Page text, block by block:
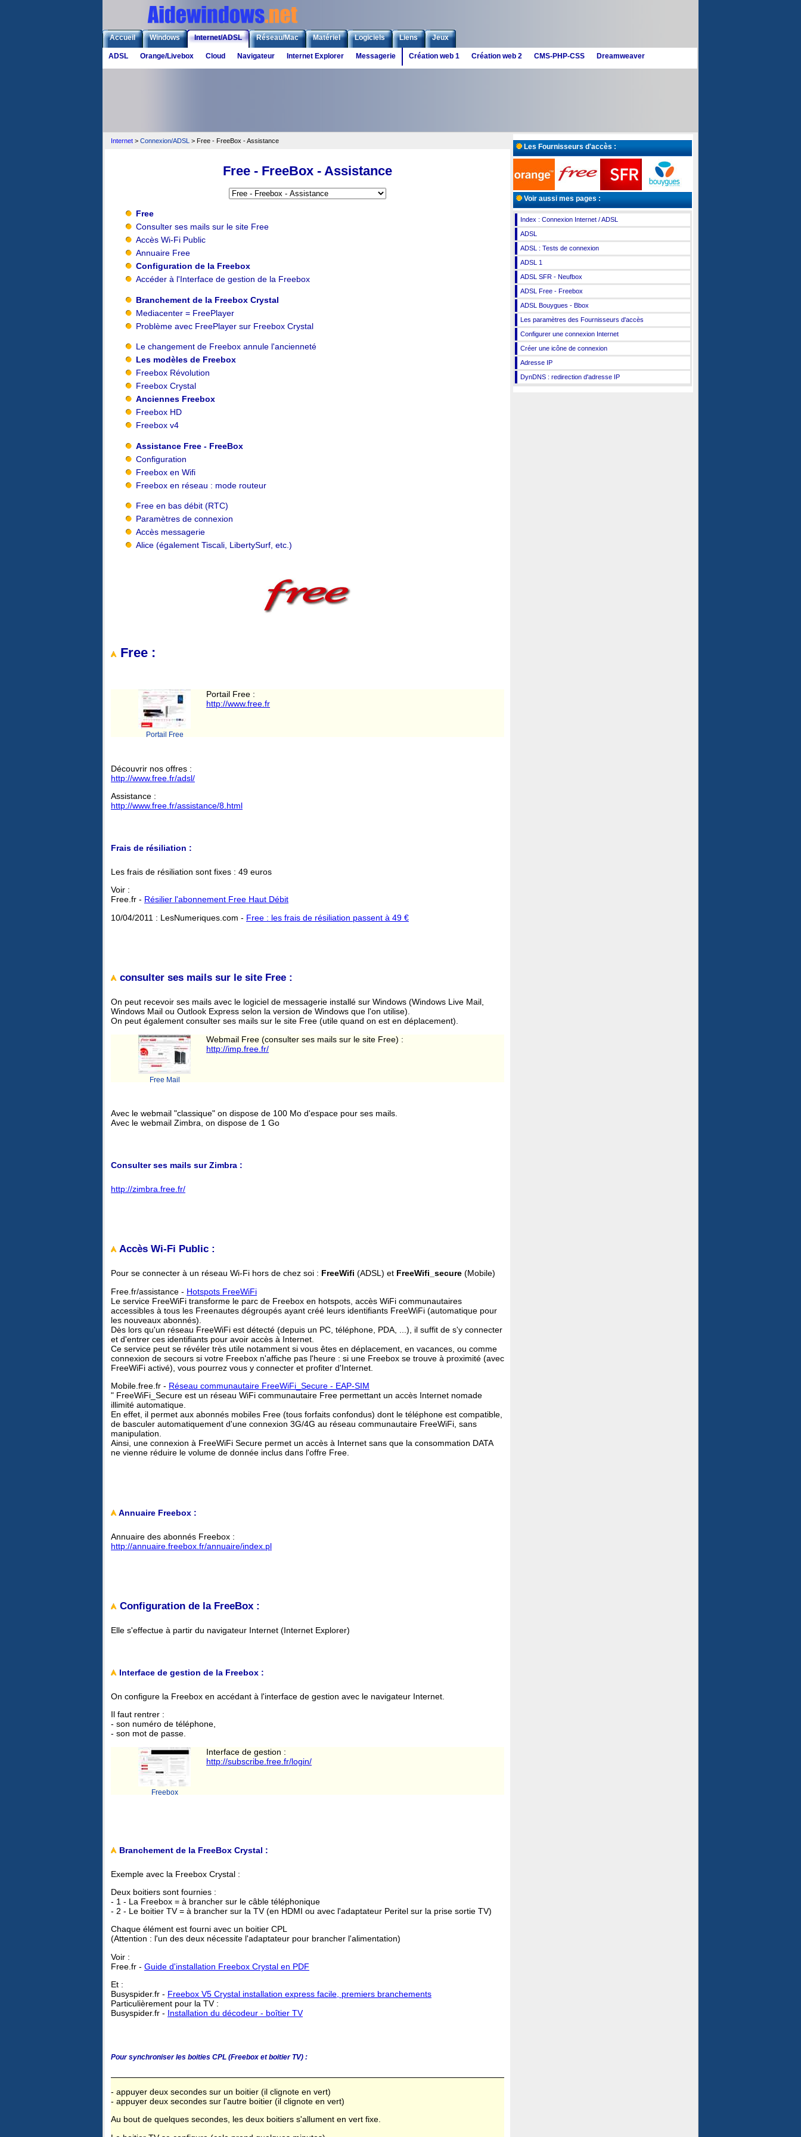
Accueil Windows Internet/ADSL Réseau/Mac Matériel Logiciels Liens Jeux
ADSL Orange/Livebox Cloud Navigateur Internet Explorer Messagerie Création web 1 Création web 2 CMS-PHP-CSS Dreamweaver
Internet > Connexion/ADSL > Free - FreeBox - Assistance
Free - FreeBox - Assistance
Free
Consulter ses mails sur le site Free
Accès Wi-Fi Public
Annuaire Free
Configuration de la Freebox
Accéder à l'Interface de gestion de la Freebox
Branchement de la Freebox Crystal
Mediacenter = FreePlayer
Problème avec FreePlayer sur Freebox Crystal
Le changement de Freebox annule l'ancienneté
Les modèles de Freebox
Freebox Révolution
Freebox Crystal
Anciennes Freebox
Freebox HD
Freebox v4
Assistance Free - FreeBox
Configuration
Freebox en Wifi
Freebox en réseau : mode routeur
Free en bas débit (RTC)
Paramètres de connexion
Accès messagerie
Alice (également Tiscali, LibertySurf, etc.)
Free :
Portail Free
Portail Free :
http://www.free.fr
Découvrir nos offres :
http://www.free.fr/adsl/
Assistance :
http://www.free.fr/assistance/8.html
Frais de résiliation :
Les frais de résiliation sont fixes : 49 euros
Voir :
Free.fr - Résilier l'abonnement Free Haut Débit
10/04/2011 : LesNumeriques.com - Free : les frais de résiliation passent à 49 €
consulter ses mails sur le site Free :
On peut recevoir ses mails avec le logiciel de messagerie installé sur Windows (Windows Live Mail,
Windows Mail ou Outlook Express selon la version de Windows que l'on utilise).
On peut également consulter ses mails sur le site Free (utile quand on est en déplacement).
Free Mail
Webmail Free (consulter ses mails sur le site Free) :
http://imp.free.fr/
Avec le webmail "classique" on dispose de 100 Mo d'espace pour ses mails.
Avec le webmail Zimbra, on dispose de 1 Go
Consulter ses mails sur Zimbra :
http://zimbra.free.fr/
Accès Wi-Fi Public :
Pour se connecter à un réseau Wi-Fi hors de chez soi : FreeWifi (ADSL) et FreeWifi_secure (Mobile)
Free.fr/assistance - Hotspots FreeWiFi
Le service FreeWiFi transforme le parc de Freebox en hotspots, accès WiFi communautaires
accessibles à tous les Freenautes dégroupés ayant créé leurs identifiants FreeWiFi (automatique pour
les nouveaux abonnés).
Dès lors qu'un réseau FreeWiFi est détecté (depuis un PC, téléphone, PDA, ...), il suffit de s'y connecter
et d'entrer ces identifiants pour avoir accès à Internet.
Ce service peut se révéler très utile notamment si vous êtes en déplacement, en vacances, ou comme
connexion de secours si votre Freebox n'affiche pas l'heure : si une Freebox se trouve à proximité (avec
FreeWiFi activé), vous pourrez vous y connecter et profiter d'Internet.
Mobile.free.fr - Réseau communautaire FreeWiFi_Secure - EAP-SIM
" FreeWiFi_Secure est un réseau WiFi communautaire Free permettant un accès Internet nomade
illimité automatique.
En effet, il permet aux abonnés mobiles Free (tous forfaits confondus) dont le téléphone est compatible,
de basculer automatiquement d'une connexion 3G/4G au réseau communautaire FreeWiFi, sans
manipulation.
Ainsi, une connexion à FreeWiFi Secure permet un accès à Internet sans que la consommation DATA
ne vienne réduire le volume de donnée inclus dans l'offre Free.
Annuaire Freebox :
Annuaire des abonnés Freebox :
http://annuaire.freebox.fr/annuaire/index.pl
Configuration de la FreeBox :
Elle s'effectue à partir du navigateur Internet (Internet Explorer)
Interface de gestion de la Freebox :
On configure la Freebox en accédant à l'interface de gestion avec le navigateur Internet.
Il faut rentrer :
- son numéro de téléphone,
- son mot de passe.
Freebox
Interface de gestion :
http://subscribe.free.fr/login/
Branchement de la FreeBox Crystal :
Exemple avec la Freebox Crystal :
Deux boitiers sont fournies :
- 1 - La Freebox = à brancher sur le câble téléphonique
- 2 - Le boitier TV = à brancher sur la TV (en HDMI ou avec l'adaptateur Peritel sur la prise sortie TV)
Chaque élément est fourni avec un boitier CPL
(Attention : l'un des deux nécessite l'adaptateur pour brancher l'alimentation)
Voir :
Free.fr - Guide d'installation Freebox Crystal en PDF
Et :
Busyspider.fr - Freebox V5 Crystal installation express facile, premiers branchements
Particulièrement pour la TV :
Busyspider.fr - Installation du décodeur - boîtier TV
Pour synchroniser les boities CPL (Freebox et boitier TV) :
- appuyer deux secondes sur un boitier (il clignote en vert)
- appuyer deux secondes sur l'autre boitier (il clignote en vert)
Au bout de quelques secondes, les deux boitiers s'allument en vert fixe.
Les Fournisseurs d'accès :
Voir aussi mes pages :
Index : Connexion Internet / ADSL
ADSL
ADSL : Tests de connexion
ADSL 1
ADSL SFR - Neufbox
ADSL Free - Freebox
ADSL Bouygues - Bbox
Les paramètres des Fournisseurs d'accès
Configurer une connexion Internet
Créer une icône de connexion
Adresse IP
DynDNS : redirection d'adresse IP